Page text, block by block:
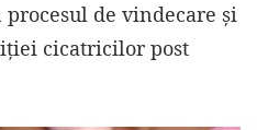
de vindecare şi
cicatricilor post